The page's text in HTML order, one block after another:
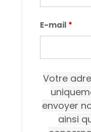
E-mail *
Votre
envoyer
ainsi